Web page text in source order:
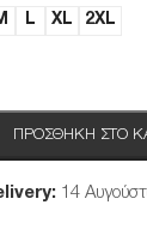
L XL 2XL
ΠΡΟΣΘΉΚΗ ΣΤΟ
14